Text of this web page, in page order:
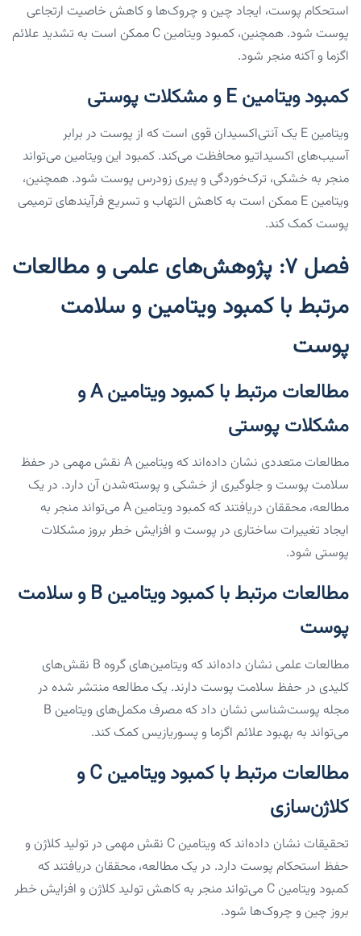
استحکام پوست، ایجاد چین و چروک‌ها و کاهش خاصیت ارتجاعی
پوست شود. همچنین، کمبود ویتامین C ممکن است به تشدید علائم
اگزما و آکنه منجر شود.
کمبود ویتامین E و مشکلات پوستی
ویتامین E یک آنتی‌اکسیدان قوی است که از پوست در برابر
آسیب‌های اکسیداتیو محافظت می‌کند. کمبود این ویتامین می‌تواند
منجر به خشکی، ترک‌خوردگی و پیری زودرس پوست شود. همچنین،
ویتامین E ممکن است به کاهش التهاب و تسریع فرآیندهای ترمیمی
پوست کمک کند.
فصل ۷: پژوهش‌های علمی و مطالعات
مرتبط با کمبود ویتامین و سلامت
پوست
مطالعات مرتبط با کمبود ویتامین A و
مشکلات پوستی
مطالعات متعددی نشان داده‌اند که ویتامین A نقش مهمی در حفظ
سلامت پوست و جلوگیری از خشکی و پوسته‌شدن آن دارد. در یک
مطالعه، محققان دریافتند که کمبود ویتامین A می‌تواند منجر به
ایجاد تغییرات ساختاری در پوست و افزایش خطر بروز مشکلات
پوستی شود.
مطالعات مرتبط با کمبود ویتامین B و سلامت
پوست
مطالعات علمی نشان داده‌اند که ویتامین‌های گروه B نقش‌های
کلیدی در حفظ سلامت پوست دارند. یک مطالعه منتشر شده در
مجله پوست‌شناسی نشان داد که مصرف مکمل‌های ویتامین B
می‌تواند به بهبود علائم اگزما و پسوریازیس کمک کند.
مطالعات مرتبط با کمبود ویتامین C و
کلاژن‌سازی
تحقیقات نشان داده‌اند که ویتامین C نقش مهمی در تولید کلاژن و
حفظ استحکام پوست دارد. در یک مطالعه، محققان دریافتند که
کمبود ویتامین C می‌تواند منجر به کاهش تولید کلاژن و افزایش خطر
بروز چین و چروک‌ها شود.